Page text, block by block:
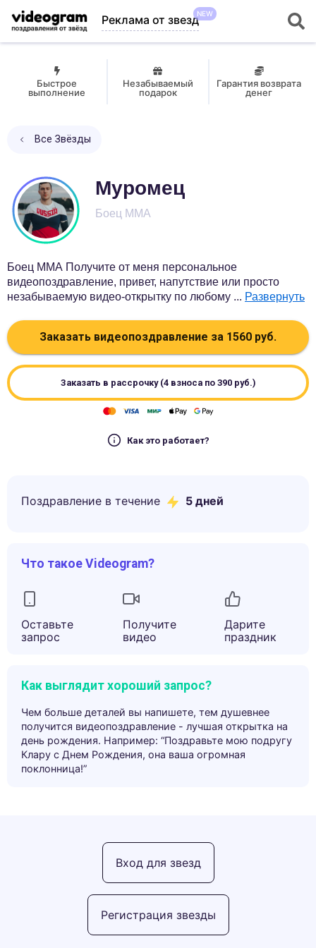
Реклама от звездNEW
Быстрое
выполнение
Незабываемый
подарок
Гарантия возврата
денег
Все Звёзды
Муромец
Боец MMA
Боец MMA Получите от меня персональное
видеопоздравление, привет, напутствие или просто
незабываемую видео-открытку по любому ... Развернуть
Заказать видеопоздравление за 1560 руб.
Заказать в рассрочку (4 взноса по 390руб.)
Как это работает?
Поздравление в течение 5 дней
Что такое Videogram?
Оставьте
запрос
Получите
видео
Дарите
праздник
Как выглядит хороший запрос?
Чем больше деталей вы напишете, тем душевнее
получится видеопоздравление - лучшая открытка на
день рождения. Например: “Поздравьте мою подругу
Клару с Днем Рождения, она ваша огромная
поклонница!”
Регистрация звезды
Вход для звезд